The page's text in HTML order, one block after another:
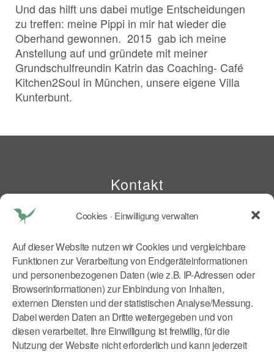
Cookies · Einwilligung verwalten
Auf dieser Website nutzen wir Cookies und vergleichbare
Funktionen zur Verarbeitung von Endgeräteinformationen
und personenbezogenen Daten (wie z.B. IP-Adressen oder
Browserinformationen) zur Einbindung von Inhalten,
externen Diensten und der statistischen Analyse/Messung.
Dabei werden Daten an Dritte weitergegeben und von
diesen verarbeitet. Ihre Einwilligung ist freiwillig, für die
Nutzung der Website nicht erforderlich und kann jederzeit
Und das hilft uns dabei mutige Entscheidungen
zu treffen: meine Pippi in mir hat wieder die
Oberhand gewonnen. 2015 gab ich meine
Anstellung auf und gründete mit meiner
Grundschulfreundin Katrin das Coaching- Café
Kitchen2Soul in München, unsere eigene Villa
Kunterbunt.
Kontakt
Dr. med. Tatjana Reichhart
80634 München
E Mail:tr@kitchen2soul.com
Mobil:+49 179 9046773
Rechtliches